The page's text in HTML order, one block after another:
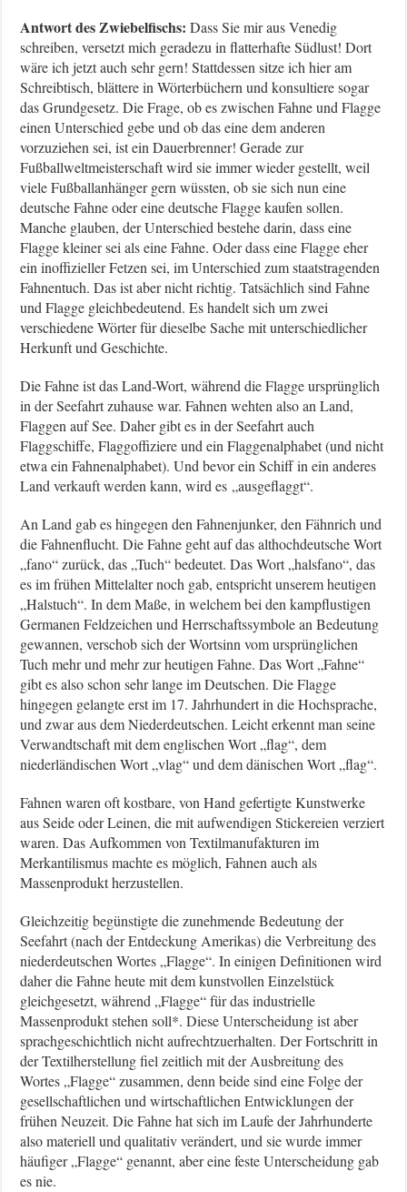
Antwort des Zwiebelfischs:Dass Sie mir aus Venedig
schreiben, versetzt mich geradezu in flatterhafte Südlust! Dort
wäre ich jetzt auch sehr gern! Stattdessen sitze ich hier am
Schreibtisch, blättere in Wörterbüchern und konsultiere sogar
das Grundgesetz. Die Frage, ob es zwischen Fahne und Flagge
einen Unterschied gebe und ob das eine dem anderen
vorzuziehen sei, ist ein Dauerbrenner! Gerade zur
Fußballweltmeisterschaft wird sie immer wieder gestellt, weil
viele Fußballanhänger gern wüssten, ob sie sich nun eine
deutsche Fahne oder eine deutsche Flagge kaufen sollen.
Manche glauben, der Unterschied bestehe darin, dass eine
Flagge kleiner sei als eine Fahne. Oder dass eine Flagge eher
ein inoffizieller Fetzen sei, im Unterschied zum staatstragenden
Fahnentuch. Das ist aber nicht richtig. Tatsächlich sind Fahne
und Flagge gleichbedeutend. Es handelt sich um zwei
verschiedene Wörter für dieselbe Sache mit unterschiedlicher
Herkunft und Geschichte.
Die Fahne ist das Land-Wort, während die Flagge ursprünglich
in der Seefahrt zuhause war. Fahnen wehten also an Land,
Flaggen auf See. Daher gibt es in der Seefahrt auch
Flaggschiffe, Flaggoffiziere und ein Flaggenalphabet (und nicht
etwa ein Fahnenalphabet). Und bevor ein Schiff in ein anderes
Land verkauft werden kann, wird es „ausgeflaggt“.
An Land gab es hingegen den Fahnenjunker, den Fähnrich und
die Fahnenflucht. Die Fahne geht auf das althochdeutsche Wort
„fano“ zurück, das „Tuch“ bedeutet. Das Wort „halsfano“, das
es im frühen Mittelalter noch gab, entspricht unserem heutigen
„Halstuch“. In dem Maße, in welchem bei den kampflustigen
Germanen Feldzeichen und Herrschaftssymbole an Bedeutung
gewannen, verschob sich der Wortsinn vom ursprünglichen
Tuch mehr und mehr zur heutigen Fahne. Das Wort „Fahne“
gibt es also schon sehr lange im Deutschen. Die Flagge
hingegen gelangte erst im 17. Jahrhundert in die Hochsprache,
und zwar aus dem Niederdeutschen. Leicht erkennt man seine
Verwandtschaft mit dem englischen Wort „flag“, dem
niederländischen Wort „vlag“ und dem dänischen Wort „flag“.
Fahnen waren oft kostbare, von Hand gefertigte Kunstwerke
aus Seide oder Leinen, die mit aufwendigen Stickereien verziert
waren. Das Aufkommen von Textilmanufakturen im
Merkantilismus machte es möglich, Fahnen auch als
Massenprodukt herzustellen.
Gleichzeitig begünstigte die zunehmende Bedeutung der
Seefahrt (nach der Entdeckung Amerikas) die Verbreitung des
niederdeutschen Wortes „Flagge“. In einigen Definitionen wird
daher die Fahne heute mit dem kunstvollen Einzelstück
gleichgesetzt, während „Flagge“ für das industrielle
Massenprodukt stehen soll*. Diese Unterscheidung ist aber
sprachgeschichtlich nicht aufrechtzuerhalten. Der Fortschritt in
der Textilherstellung fiel zeitlich mit der Ausbreitung des
Wortes „Flagge“ zusammen, denn beide sind eine Folge der
gesellschaftlichen und wirtschaftlichen Entwicklungen der
frühen Neuzeit. Die Fahne hat sich im Laufe der Jahrhunderte
also materiell und qualitativ verändert, und sie wurde immer
häufiger „Flagge“ genannt, aber eine feste Unterscheidung gab
es nie.